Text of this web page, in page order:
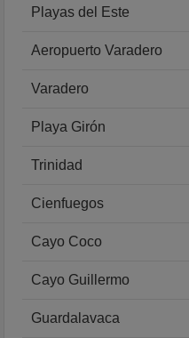
Playas del Este
Aeropuerto Varadero
Varadero
Playa Girón
Trinidad
Cienfuegos
Cayo Coco
Cayo Guillermo
Guardalavaca